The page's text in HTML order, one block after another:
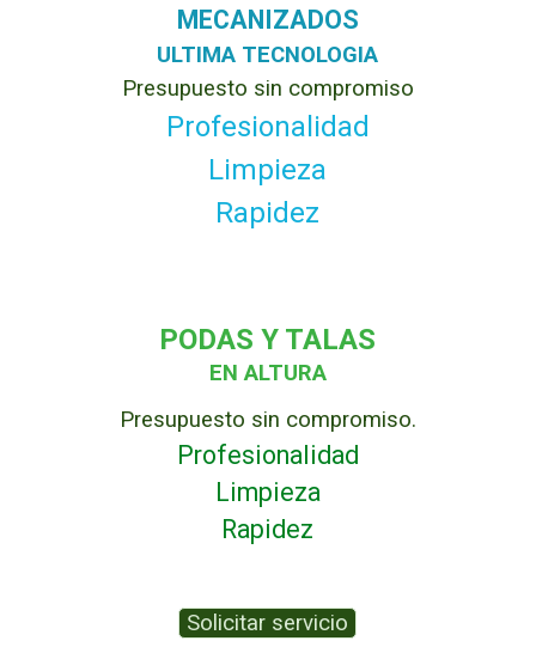
MECANIZADOS
ULTIMA TECNOLOGIA
Presupuesto sin compromiso
Profesionalidad
Limpieza
Rapidez
PODAS Y TALAS
EN ALTURA
Presupuesto sin compromiso.
Profesionalidad
Limpieza
Rapidez
Solicitar servicio